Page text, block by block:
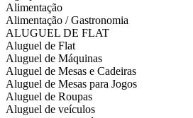
Alimentação
Alimentação / Gastronomia
ALUGUEL DE FLAT
Aluguel de Flat
Aluguel de Máquinas
Aluguel de Mesas e Cadeiras
Aluguel de Mesas para Jogos
Aluguel de Roupas
Aluguel de veículos